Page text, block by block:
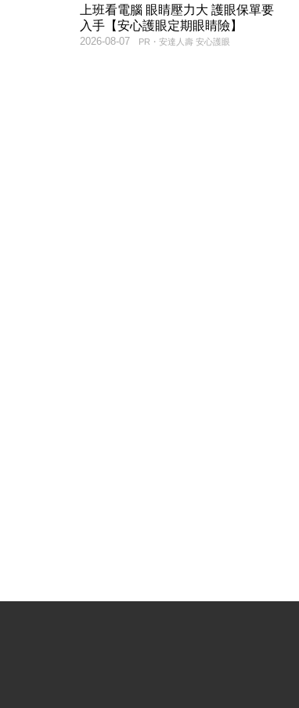
上班看電腦 眼睛壓力大 護眼保單要
入手【安心護眼定期眼睛險】
PR・安達人壽 安心護眼
2026-08-07